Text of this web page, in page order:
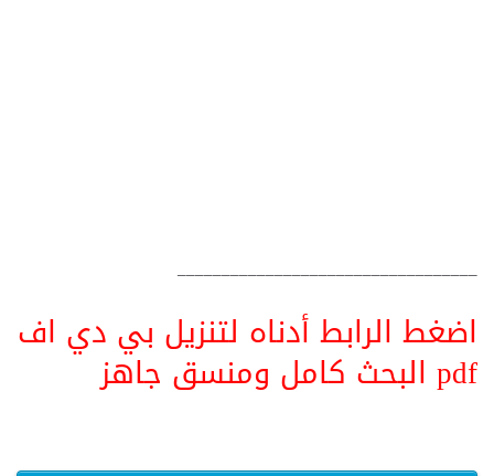
__________________________________
اضغط الرابط أدناه لتنزيل بي دي اف
pdf البحث كامل ومنسق جاهز